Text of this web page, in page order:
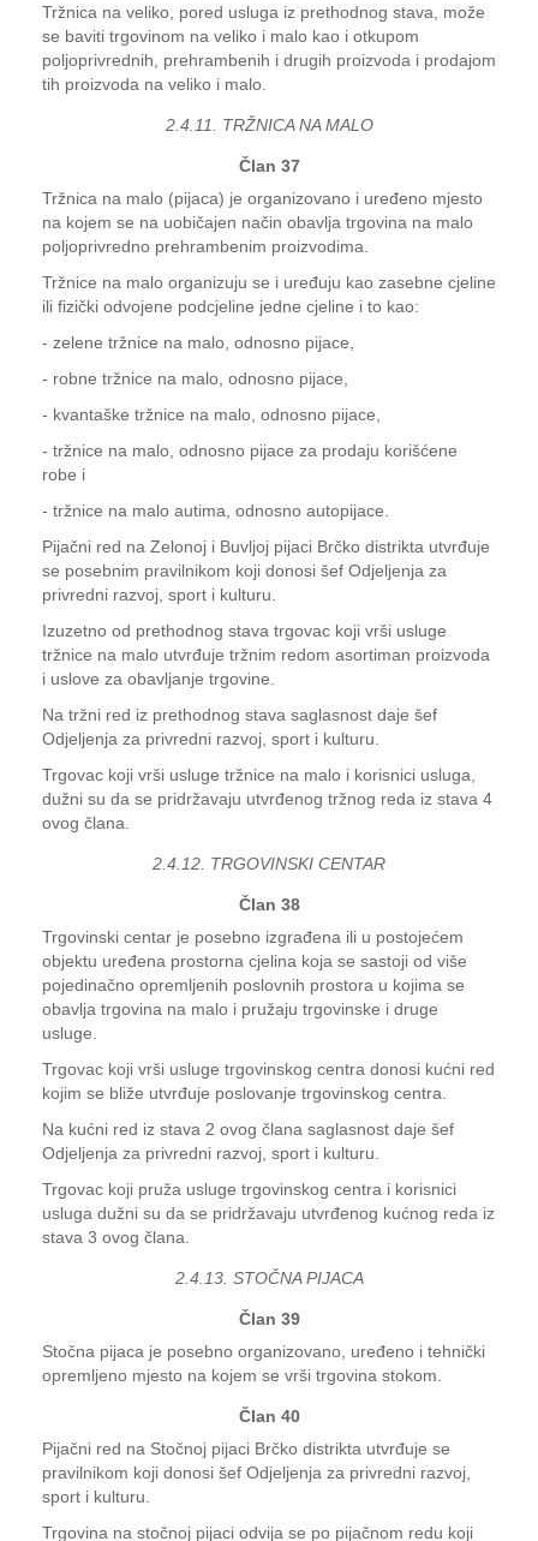
Tržnica na veliko, pored usluga iz prethodnog stava, može
se baviti trgovinom na veliko i malo kao i otkupom
poljoprivrednih, prehrambenih i drugih proizvoda i prodajom
tih proizvoda na veliko i malo.
2.4.11. TRŽNICA NA MALO
Član 37
Tržnica na malo (pijaca) je organizovano i uređeno mjesto
na kojem se na uobičajen način obavlja trgovina na malo
poljoprivredno prehrambenim proizvodima.
Tržnice na malo organizuju se i uređuju kao zasebne cjeline
ili fizički odvojene podcjeline jedne cjeline i to kao:
- zelene tržnice na malo, odnosno pijace,
- robne tržnice na malo, odnosno pijace,
- kvantaške tržnice na malo, odnosno pijace,
- tržnice na malo, odnosno pijace za prodaju korišćene
robe i
- tržnice na malo autima, odnosno autopijace.
Pijačni red na Zelonoj i Buvljoj pijaci Brčko distrikta utvrđuje
se posebnim pravilnikom koji donosi šef Odjeljenja za
privredni razvoj, sport i kulturu.
Izuzetno od prethodnog stava trgovac koji vrši usluge
tržnice na malo utvrđuje tržnim redom asortiman proizvoda
i uslove za obavljanje trgovine.
Na tržni red iz prethodnog stava saglasnost daje šef
Odjeljenja za privredni razvoj, sport i kulturu.
Trgovac koji vrši usluge tržnice na malo i korisnici usluga,
dužni su da se pridržavaju utvrđenog tržnog reda iz stava 4
ovog člana.
2.4.12. TRGOVINSKI CENTAR
Član 38
Trgovinski centar je posebno izgrađena ili u postojećem
objektu uređena prostorna cjelina koja se sastoji od više
pojedinačno opremljenih poslovnih prostora u kojima se
obavlja trgovina na malo i pružaju trgovinske i druge
usluge.
Trgovac koji vrši usluge trgovinskog centra donosi kućni red
kojim se bliže utvrđuje poslovanje trgovinskog centra.
Na kućni red iz stava 2 ovog člana saglasnost daje šef
Odjeljenja za privredni razvoj, sport i kulturu.
Trgovac koji pruža usluge trgovinskog centra i korisnici
usluga dužni su da se pridržavaju utvrđenog kućnog reda iz
stava 3 ovog člana.
2.4.13. STOČNA PIJACA
Član 39
Stočna pijaca je posebno organizovano, uređeno i tehnički
opremljeno mjesto na kojem se vrši trgovina stokom.
Član 40
Pijačni red na Stočnoj pijaci Brčko distrikta utvrđuje se
pravilnikom koji donosi šef Odjeljenja za privredni razvoj,
sport i kulturu.
Trgovina na stočnoj pijaci odvija se po pijačnom redu koji